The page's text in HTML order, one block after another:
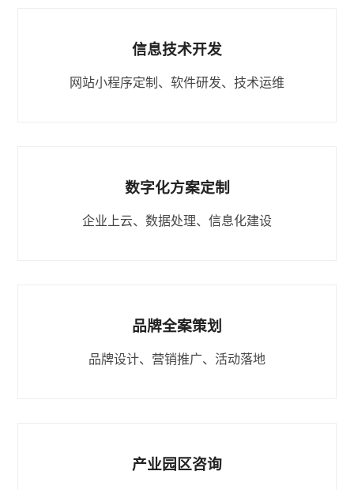
信息技术开发
网站小程序定制、软件研发、技术运维
数字化方案定制
企业上云、数据处理、信息化建设
品牌全案策划
品牌设计、营销推广、活动落地
产业园区咨询